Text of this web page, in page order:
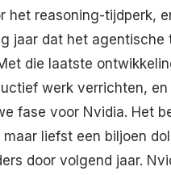
het reasoning-tijdperk,
jaar dat het agentische
die laatste
werk verrichten,
fase voor Nvidia. Het
liefst een biljoen
door volgend jaar.